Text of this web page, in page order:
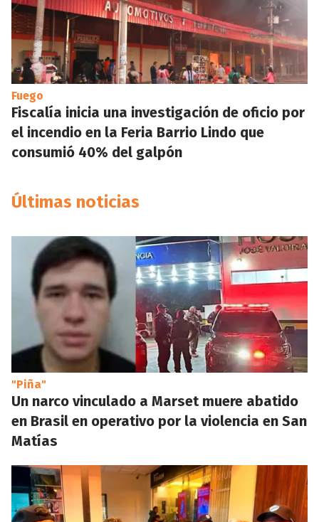
Fuego
Fiscalía inicia una investigación de oficio por
el incendio en la Feria Barrio Lindo que
consumió 40% del galpón
Últimas noticias
"Piña"
Un narco vinculado a Marset muere abatido
en Brasil en operativo por la violencia en San
Matías